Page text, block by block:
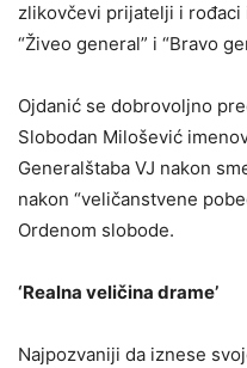
zlikovčevi prijatelji i
“Živeo general” i “Bravo
Ojdanić se dobrovoljno
Slobodan Milošević
Generalštaba VJ nakon
nakon “veličanstvene
Ordenom slobode.
‘Realna veličina drame’
Najpozvaniji da iznese